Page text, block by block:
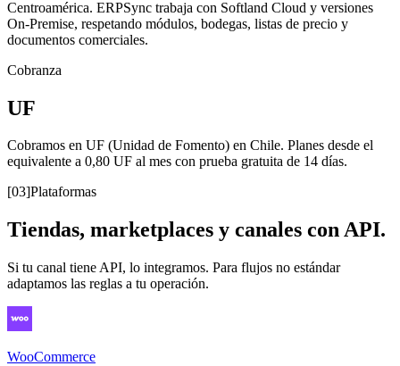
Centroamérica. ERPSync trabaja con Softland Cloud y versiones
On-Premise, respetando módulos, bodegas, listas de precio y
documentos comerciales.
Cobranza
UF
Cobramos en UF (Unidad de Fomento) en Chile. Planes desde el
equivalente a 0,80 UF al mes con prueba gratuita de 14 días.
[03]Plataformas
Tiendas, marketplaces y canales con API.
Si tu canal tiene API, lo integramos. Para flujos no estándar
adaptamos las reglas a tu operación.
WooCommerce